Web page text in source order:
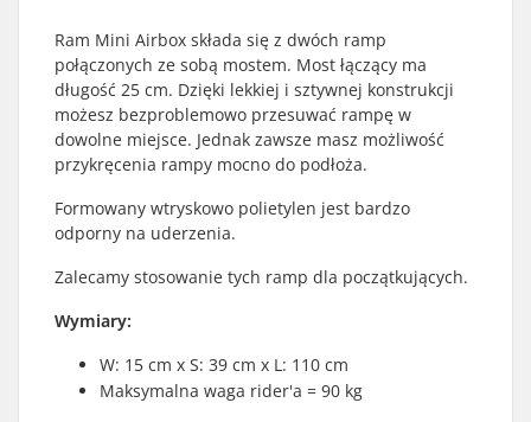
Ram Mini Airbox składa się z dwóch ramp
połączonych ze sobą mostem. Most łączący ma
długość 25 cm. Dzięki lekkiej i sztywnej konstrukcji
możesz bezproblemowo przesuwać rampę w
dowolne miejsce. Jednak zawsze masz możliwość
przykręcenia rampy mocno do podłoża.
Formowany wtryskowo polietylen jest bardzo
odporny na uderzenia.
Zalecamy stosowanie tych ramp dla początkujących.
Wymiary:
W: 15 cm x S: 39 cm x L: 110 cm
Maksymalna waga rider'a = 90 kg